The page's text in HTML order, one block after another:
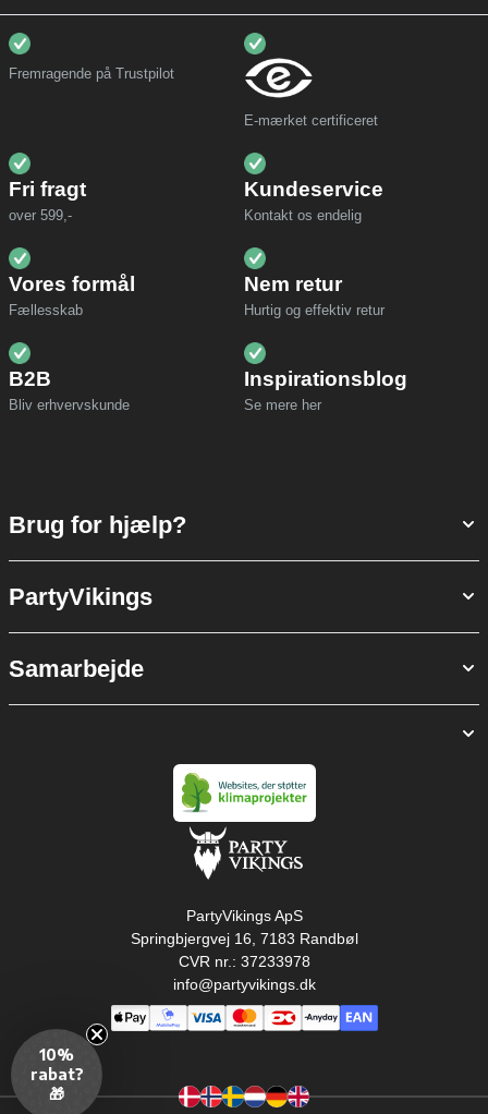
Fremragende på Trustpilot
E-mærket certificeret
Fri fragt
over 599,-
Kundeservice
Kontakt os endelig
Vores formål
Fællesskab
Nem retur
Hurtig og effektiv retur
B2B
Bliv erhvervskunde
Inspirationsblog
Se mere her
Brug for hjælp?
PartyVikings
Samarbejde
PartyVikings ApS
Springbjergvej 16, 7183 Randbøl
CVR nr.: 37233978
info@partyvikings.dk
10%
rabat?
🎁